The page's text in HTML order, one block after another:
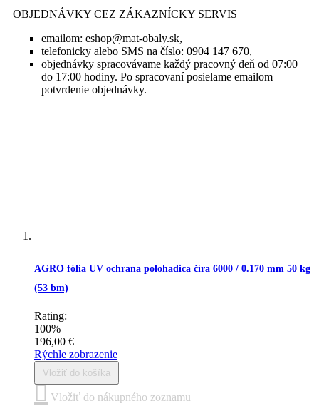
OBJEDNÁVKY CEZ ZÁKAZNÍCKY SERVIS
emailom: eshop@mat-obaly.sk,
telefonicky alebo SMS na číslo: 0904 147 670,
objednávky spracovávame každý pracovný deň od 07:00
do 17:00 hodiny. Po spracovaní posielame emailom
potvrdenie objednávky.
AGRO fólia UV ochrana polohadica číra 6000 / 0.170 mm 50 kg
(53 bm)
Rating:
100%
196,00 €
Rýchle zobrazenie
Vložiť do košíka
Vložiť do nákupného zoznamu